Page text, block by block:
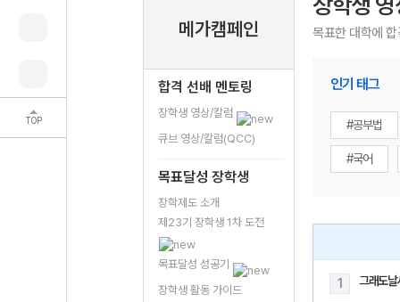
TOP
메가캠페인
합격 선배 멘토링
장학생 영상/칼럼
큐브 영상/칼럼(QCC)
목표달성 장학생
장학제도 소개
제23기 장학생 1차 도전
목표달성 성공기
장학생 활동 가이드
목표한 대학에
인기 태그
#공부법
#국어
1 그래도날